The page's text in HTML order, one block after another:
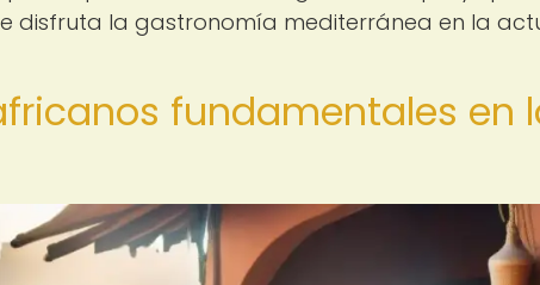
disfruta la gastronomía mediterránea en la
fundamentales en